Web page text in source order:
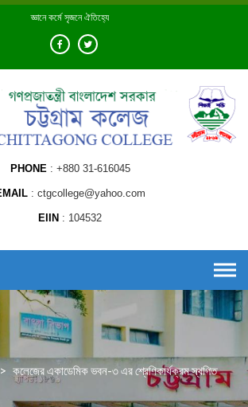
জ্ঞানে কর্মে সৃজনে ঐতিহ্যে
PHONE +880 31-616045
ctgcollege@yahoo.com
EIIN 104532
> কলেজের একাডেমিক ভবন-৩ এর শ্রেণিকার্যক্রম স্থগিত